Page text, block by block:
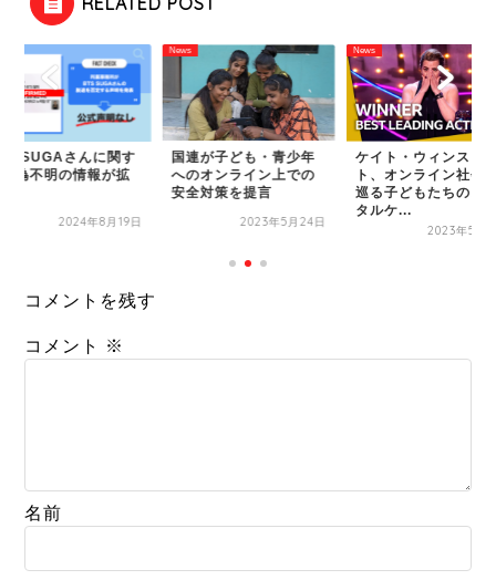
SUGAさんに関す
偽不明の情報が拡
2024年8月19日
News
国連が子ども・青少年
へのオンライン上での
安全対策を提言
2023年5月24日
News
ケイト・ウィンスレ
ト、オンライン社会
巡る子どもたちのメ
タルケ...
2023年5月
コメントを残す
コメント ※
名前